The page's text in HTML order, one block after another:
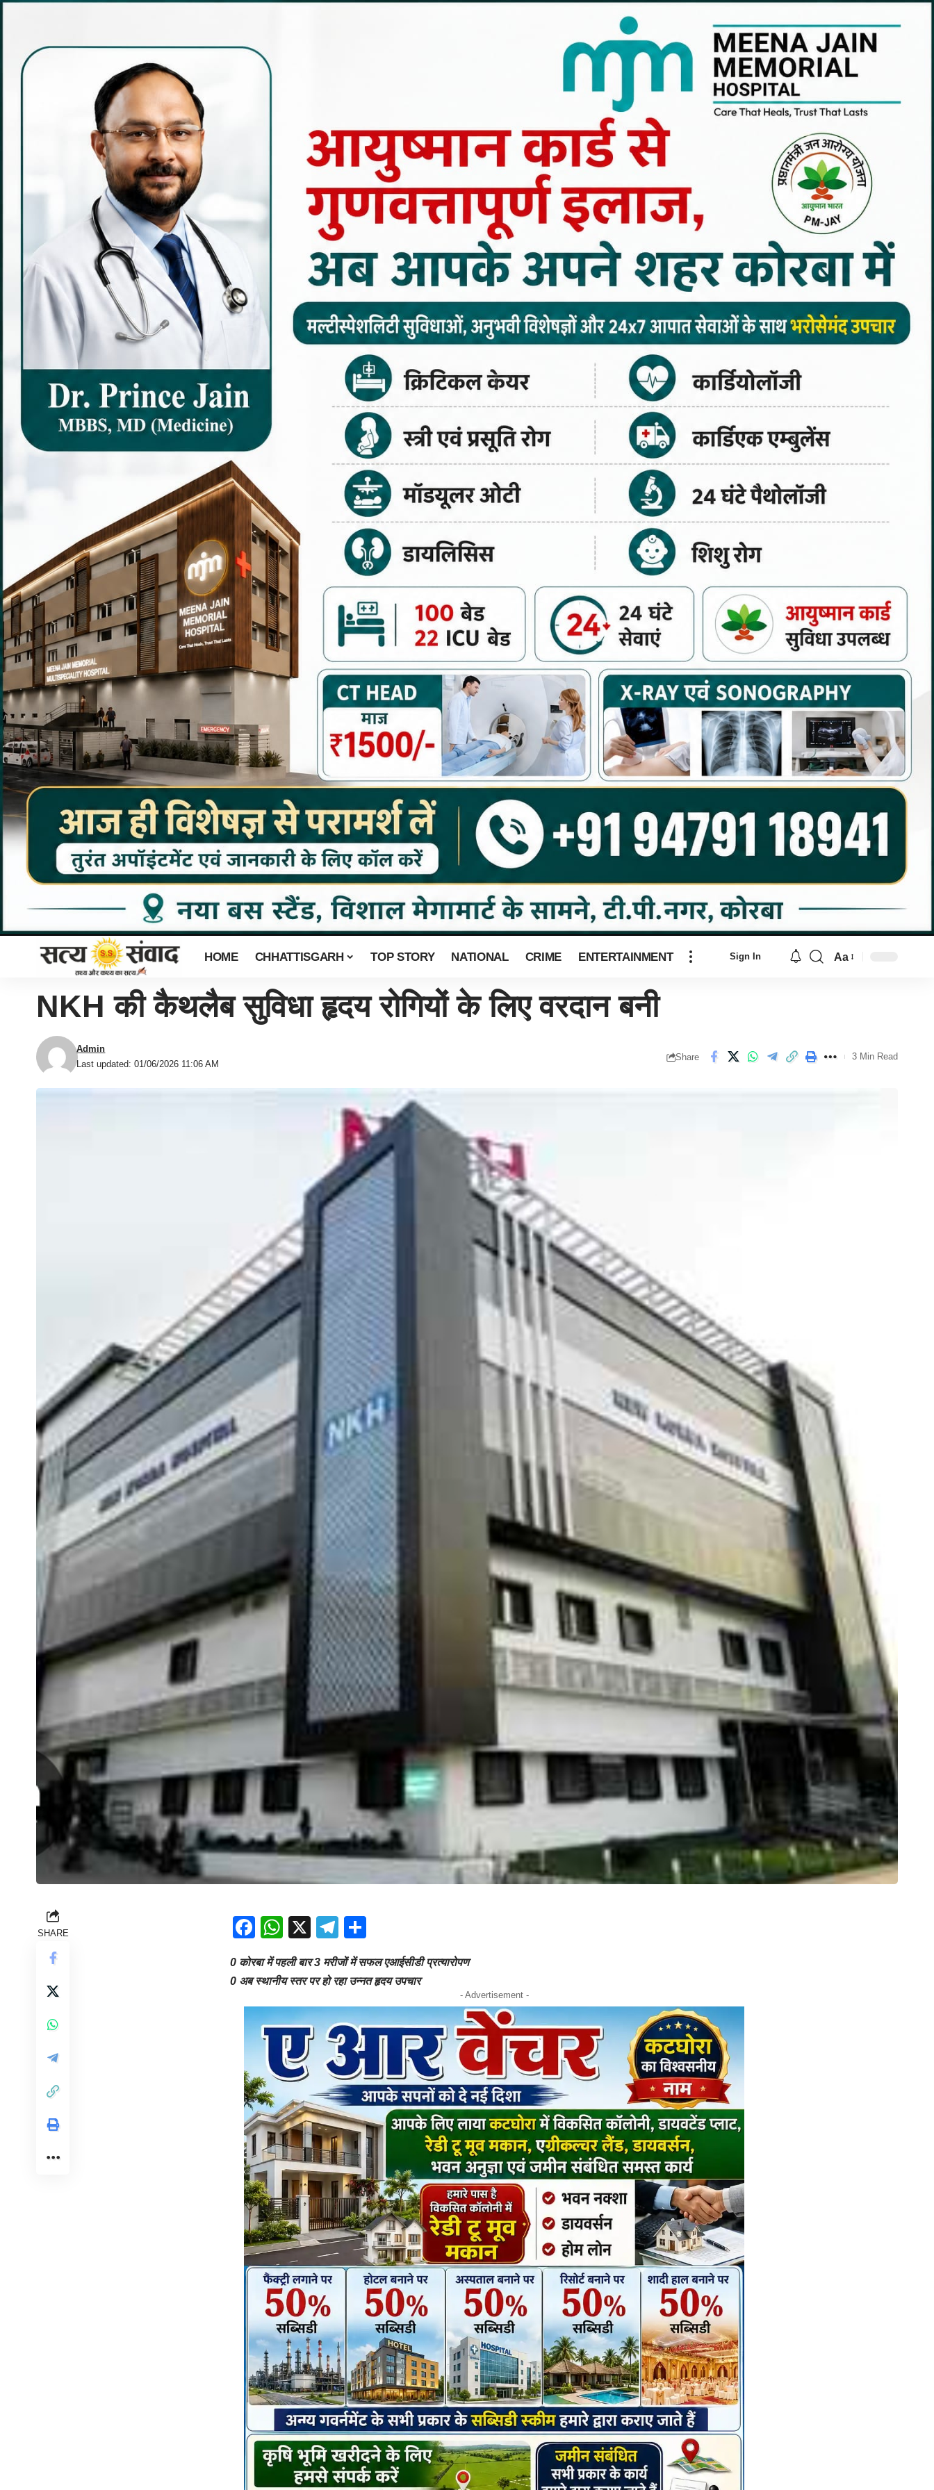
HOME CHHATTISGARH TOP STORY NATIONAL CRIME ENTERTAINMENT Sign In Aa
NKH की कैथलैब सुविधा हृदय रोगियों के लिए वरदान बनी
Last updated: 01/06/2026 11:06 AM
Admin
Share 3 Min Read
SHARE Facebook
WhatsApp
X Telegram
0 कोरबा में पहली बार 3 मरीजों में सफल एआईसीडी प्रत्यारोपण
0 अब स्थानीय स्तर पर हो रहा उन्नत हृदय उपचार
- Advertisement -